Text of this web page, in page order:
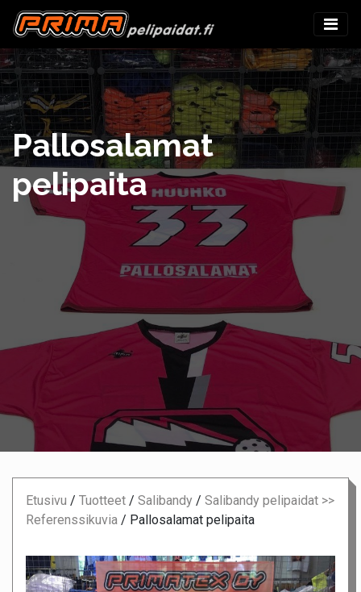
Pallosalamat
pelipaita
Etusivu / Tuotteet / Salibandy / Salibandy pelipaidat >>
Referenssikuvia / Pallosalamat pelipaita